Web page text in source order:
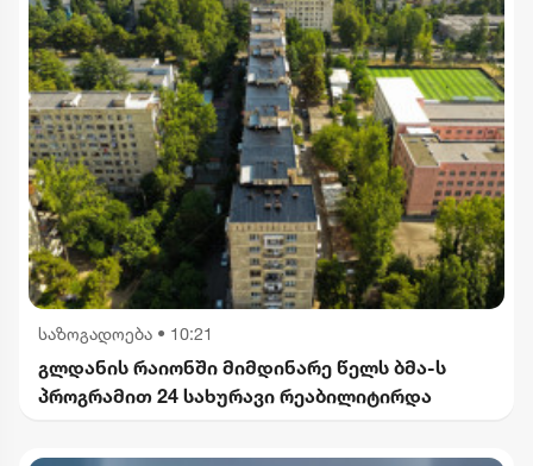
საზოგადოება • 10:21
გლდანის რაიონში მიმდინარე წელს ბმა-ს
პროგრამით 24 სახურავი რეაბილიტირდა